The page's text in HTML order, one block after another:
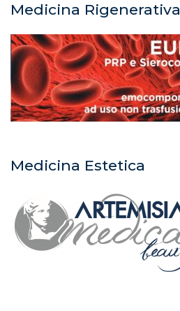
Medicina Rigenerativa
Medicina Estetica